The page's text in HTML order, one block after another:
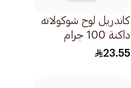
كاندريل لوح شوكولاته
داكنة 100 جرام
23.55